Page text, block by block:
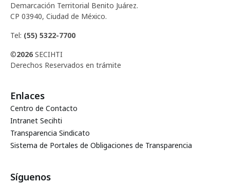
Demarcación Territorial Benito Juárez.
CP 03940, Ciudad de México.
Tel: (55) 5322-7700
©2026 SECIHTI
Derechos Reservados en trámite
Enlaces
Centro de Contacto
Intranet Secihti
Transparencia Sindicato
Sistema de Portales de Obligaciones de Transparencia
Síguenos